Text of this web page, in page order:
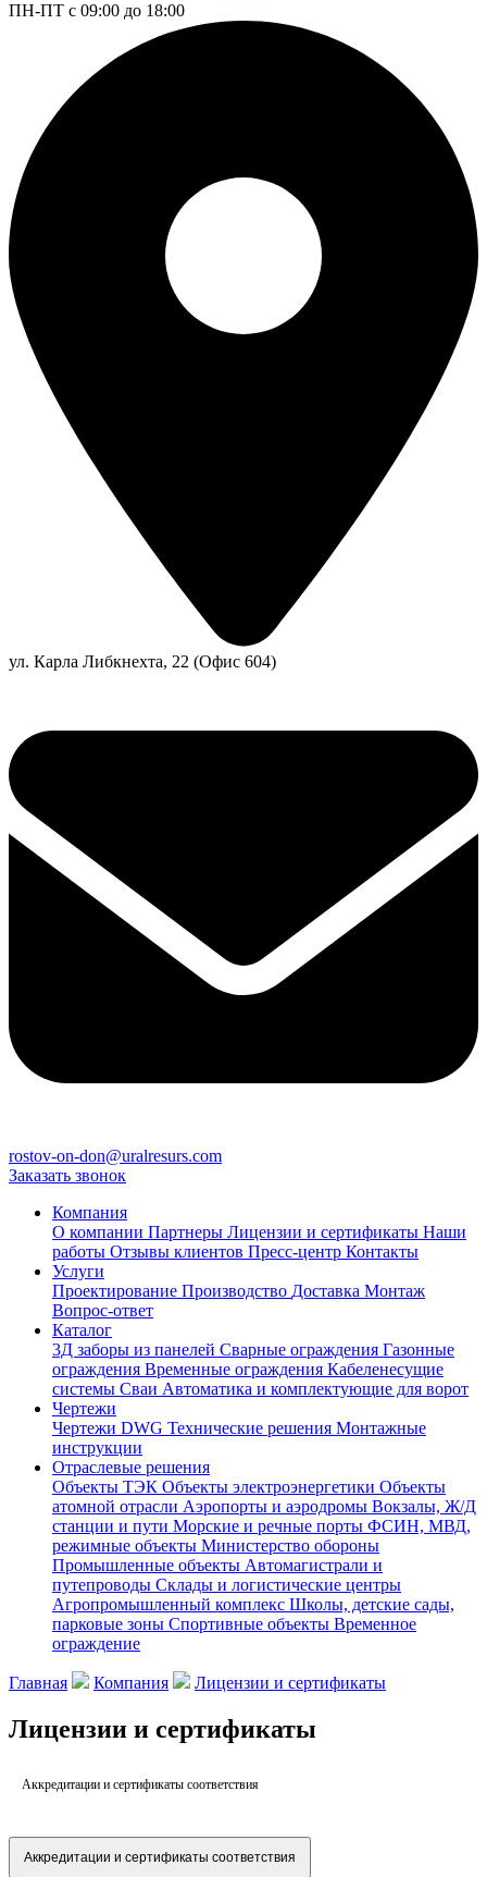
ПН-ПТ с 09:00 до 18:00
ул. Карла Либкнехта, 22 (Офис 604)
rostov-on-don@uralresurs.com
Заказать звонок
Компания
О компании Партнеры Лицензии и сертификаты Наши
работы Отзывы клиентов Пресс-центр Контакты
Услуги
Проектирование Производство Доставка Монтаж
Вопрос-ответ
Каталог
3Д заборы из панелей Сварные ограждения Газонные
ограждения Временные ограждения Кабеленесущие
системы Cваи Автоматика и комплектующие для ворот
Чертежи
Чертежи DWG Технические решения Монтажные
инструкции
Отраслевые решения
Объекты ТЭК Объекты электроэнергетики Объекты
атомной отрасли Аэропорты и аэродромы Вокзалы, Ж/Д
станции и пути Морские и речные порты ФСИН, МВД,
режимные объекты Министерство обороны
Промышленные объекты Автомагистрали и
путепроводы Склады и логистические центры
Агропромышленный комплекс Школы, детские сады,
парковые зоны Спортивные объекты Временное
ограждение
Главная Компания Лицензии и сертификаты
Лицензии и сертификаты
Аккредитации и сертификаты соответствия
Аккредитации и сертификаты соответствия